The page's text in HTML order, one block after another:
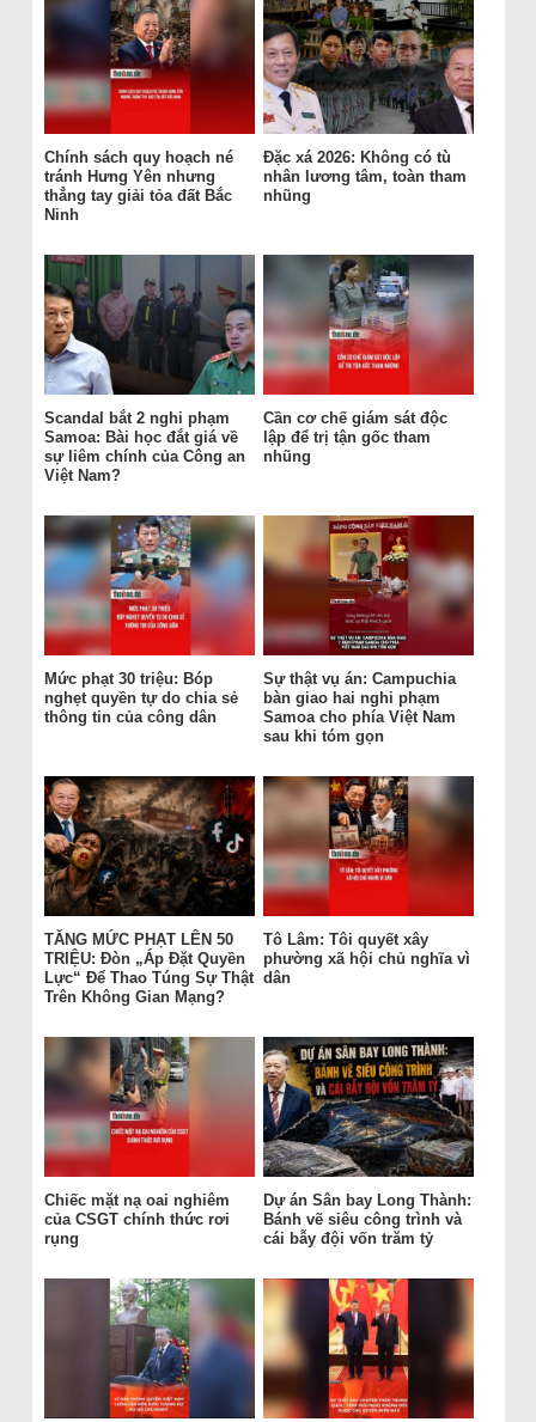
Chính sách quy hoạch né
tránh Hưng Yên nhưng
thẳng tay giải tỏa đất Bắc
Ninh
Đặc xá 2026: Không có tù
nhân lương tâm, toàn tham
nhũng
Scandal bắt 2 nghi phạm
Samoa: Bài học đắt giá về
sự liêm chính của Công an
Việt Nam?
Cần cơ chế giám sát độc
lập để trị tận gốc tham
nhũng
Mức phạt 30 triệu: Bóp
nghẹt quyền tự do chia sẻ
thông tin của công dân
Sự thật vụ án: Campuchia
bàn giao hai nghi phạm
Samoa cho phía Việt Nam
sau khi tóm gọn
TĂNG MỨC PHẠT LÊN 50
TRIỆU: Đòn „Áp Đặt Quyền
Lực“ Để Thao Túng Sự Thật
Trên Không Gian Mạng?
Tô Lâm: Tôi quyết xây
phường xã hội chủ nghĩa vì
dân
Chiếc mặt nạ oai nghiêm
của CSGT chính thức rơi
rụng
Dự án Sân bay Long Thành:
Bánh vẽ siêu công trình và
cái bẫy đội vốn trăm tỷ